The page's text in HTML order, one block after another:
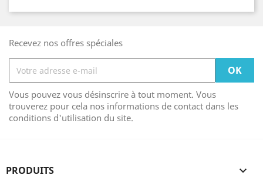
Recevez nos offres spéciales
Vous pouvez vous désinscrire à tout moment. Vous
trouverez pour cela nos informations de contact dans les
conditions d'utilisation du site.
PRODUITS 